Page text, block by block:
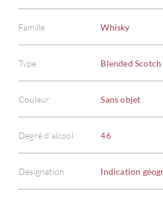
Famille Whisky
Type Blended
Couleur Sans objet
Degré d'alcool 46
Désignation Indication